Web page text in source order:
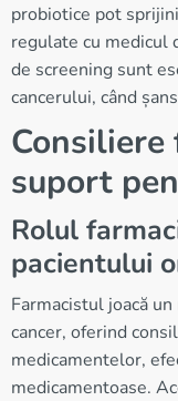
probiotice pot
regulate cu medicul
de screening sunt
cancerului, când
Consiliere
suport
Rolul
pacientului
Farmacistul joacă
cancer, oferind
medicamentelor,
medicamentoase.